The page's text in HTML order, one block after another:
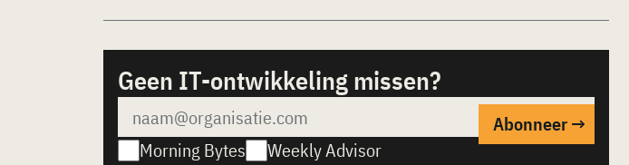
Geen IT-ontwikkeling missen?
Morning Bytes Weekly Advisor